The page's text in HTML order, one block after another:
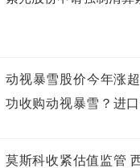
动视暴雪股价今年涨
功收购动视暴雪？进
戏板块机会来了？| 从
莫斯科收紧估值监管